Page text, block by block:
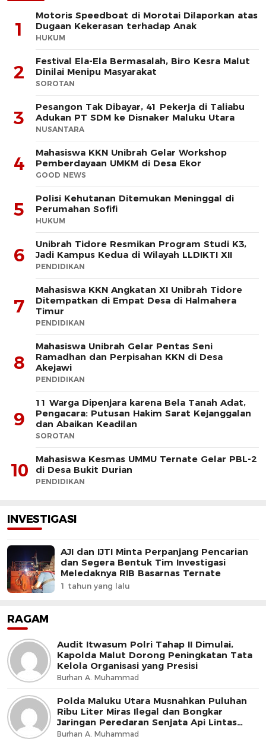
1
Motoris Speedboat di Morotai Dilaporkan atas
Dugaan Kekerasan terhadap Anak
HUKUM
2
Festival Ela-Ela Bermasalah, Biro Kesra Malut
Dinilai Menipu Masyarakat
SOROTAN
3
Pesangon Tak Dibayar, 41 Pekerja di Taliabu
Adukan PT SDM ke Disnaker Maluku Utara
NUSANTARA
4
Mahasiswa KKN Unibrah Gelar Workshop
Pemberdayaan UMKM di Desa Ekor
GOOD NEWS
5
Polisi Kehutanan Ditemukan Meninggal di
Perumahan Sofifi
HUKUM
6
Unibrah Tidore Resmikan Program Studi K3,
Jadi Kampus Kedua di Wilayah LLDIKTI XII
PENDIDIKAN
7
Mahasiswa KKN Angkatan XI Unibrah Tidore
Ditempatkan di Empat Desa di Halmahera
Timur
PENDIDIKAN
8
Mahasiswa Unibrah Gelar Pentas Seni
Ramadhan dan Perpisahan KKN di Desa
Akejawi
PENDIDIKAN
9
11 Warga Dipenjara karena Bela Tanah Adat,
Pengacara: Putusan Hakim Sarat Kejanggalan
dan Abaikan Keadilan
SOROTAN
10
Mahasiswa Kesmas UMMU Ternate Gelar PBL-2
di Desa Bukit Durian
PENDIDIKAN
INVESTIGASI
AJI dan IJTI Minta Perpanjang Pencarian
dan Segera Bentuk Tim Investigasi
Meledaknya RIB Basarnas Ternate
1 tahun yang lalu
RAGAM
Audit Itwasum Polri Tahap II Dimulai,
Kapolda Malut Dorong Peningkatan Tata
Kelola Organisasi yang Presisi
Burhan A. Muhammad
Polda Maluku Utara Musnahkan Puluhan
Ribu Liter Miras Ilegal dan Bongkar
Jaringan Peredaran Senjata Api Lintas
Negara
Burhan A. Muhammad